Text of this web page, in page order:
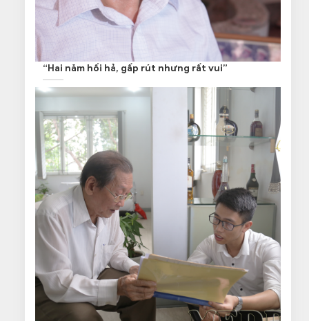
“Hai năm hối hả, gấp rút nhưng rất vui”